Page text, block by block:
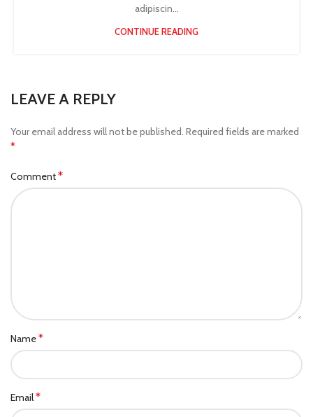
adipiscin...
CONTINUE READING
LEAVE A REPLY
Your email address will not be published. Required fields are marked
*
Comment*
Name*
Email*